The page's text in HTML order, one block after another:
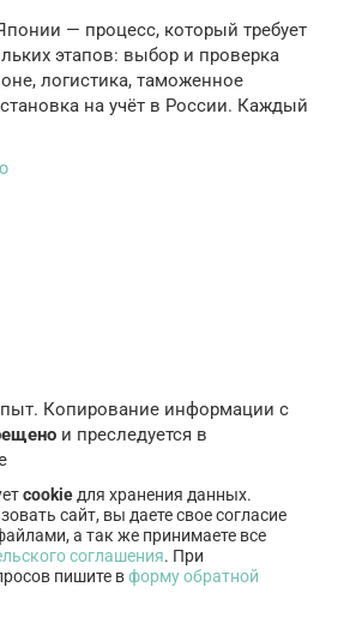
— процесс, который требует
этапов: выбор и проверка
логистика, таможенное
на учёт в России. Каждый
Копирование информации с
и преследуется в
cookieдля хранения данных.
сайт, вы даете свое согласие
а так же принимаете все
соглашения. При
пишите вформу обратной